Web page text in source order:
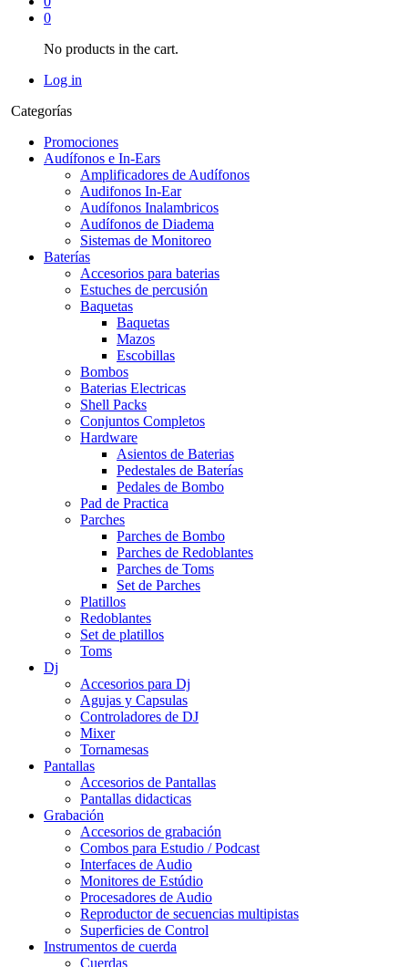
0
No products in the cart.
Log in
Categorías
Promociones
Audífonos e In-Ears
Amplificadores de Audífonos
Audifonos In-Ear
Audífonos Inalambricos
Audífonos de Diadema
Sistemas de Monitoreo
Baterías
Accesorios para baterias
Estuches de percusión
Baquetas
Baquetas
Mazos
Escobillas
Bombos
Baterias Electricas
Shell Packs
Conjuntos Completos
Hardware
Asientos de Baterias
Pedestales de Baterías
Pedales de Bombo
Pad de Practica
Parches
Parches de Bombo
Parches de Redoblantes
Parches de Toms
Set de Parches
Platillos
Redoblantes
Set de platillos
Toms
Dj
Accesorios para Dj
Agujas y Capsulas
Controladores de DJ
Mixer
Tornamesas
Pantallas
Accesorios de Pantallas
Pantallas didacticas
Grabación
Accesorios de grabación
Combos para Estudio / Podcast
Interfaces de Audio
Monitores de Estúdio
Procesadores de Audio
Reproductor de secuencias multipistas
Superficies de Control
Instrumentos de cuerda
Cuerdas